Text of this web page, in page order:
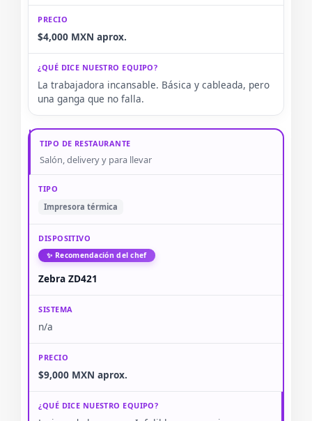
$4,000 MXN aprox.
La trabajadora incansable. Básica y cableada, pero
una ganga que no falla.
Salón, delivery y para llevar
Impresora térmica
✨ Recomendación del chef
Zebra ZD421
n/a
$9,000 MXN aprox.